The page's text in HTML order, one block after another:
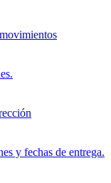
y fechas de entrega.